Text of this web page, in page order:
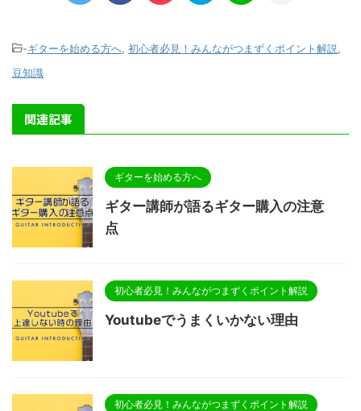
-ギターを始める方へ, 初心者必見！みんながつまずくポイント解説,
豆知識
関連記事
ギターを始める方へ
ギター講師が語るギター購入の注意
点
初心者必見！みんながつまずくポイント解説
Youtubeでうまくいかない理由
初心者必見！みんながつまずくポイント解説